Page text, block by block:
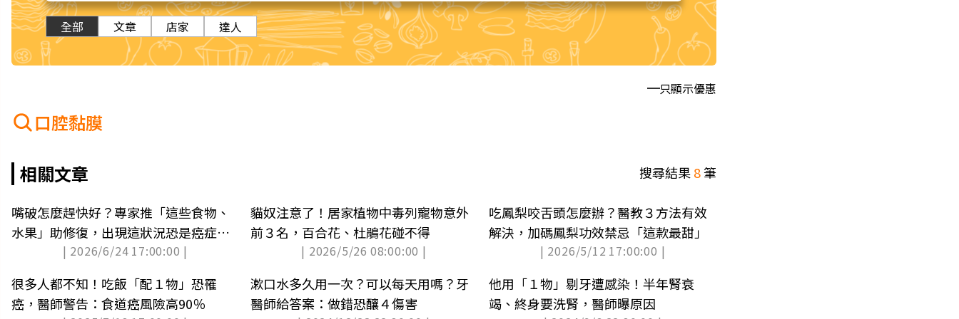
全部 文章 店家 達人
只顯示優惠
口腔黏膜
相關文章 搜尋結果8筆
嘴破怎麼趕快好？專家推「這些食物、
水果」助修復，出現這狀況恐是癌症前
| 2026/6/24 17:00:00 |
貓奴注意了！居家植物中毒列寵物意外
前３名，百合花、杜鵑花碰不得
| 2026/5/26 08:00:00 |
吃鳳梨咬舌頭怎麼辦？醫教３方法有效
解決，加碼鳳梨功效禁忌「這款最甜」
| 2026/5/12 17:00:00 |
很多人都不知！吃飯「配１物」恐罹
癌，醫師警告：食道癌風險高90％
漱口水多久用一次？可以每天用嗎？牙
醫師給答案：做錯恐釀４傷害
他用「１物」剔牙遭感染！半年腎衰
竭、終身要洗腎，醫師曝原因